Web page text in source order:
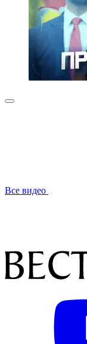
Все видео